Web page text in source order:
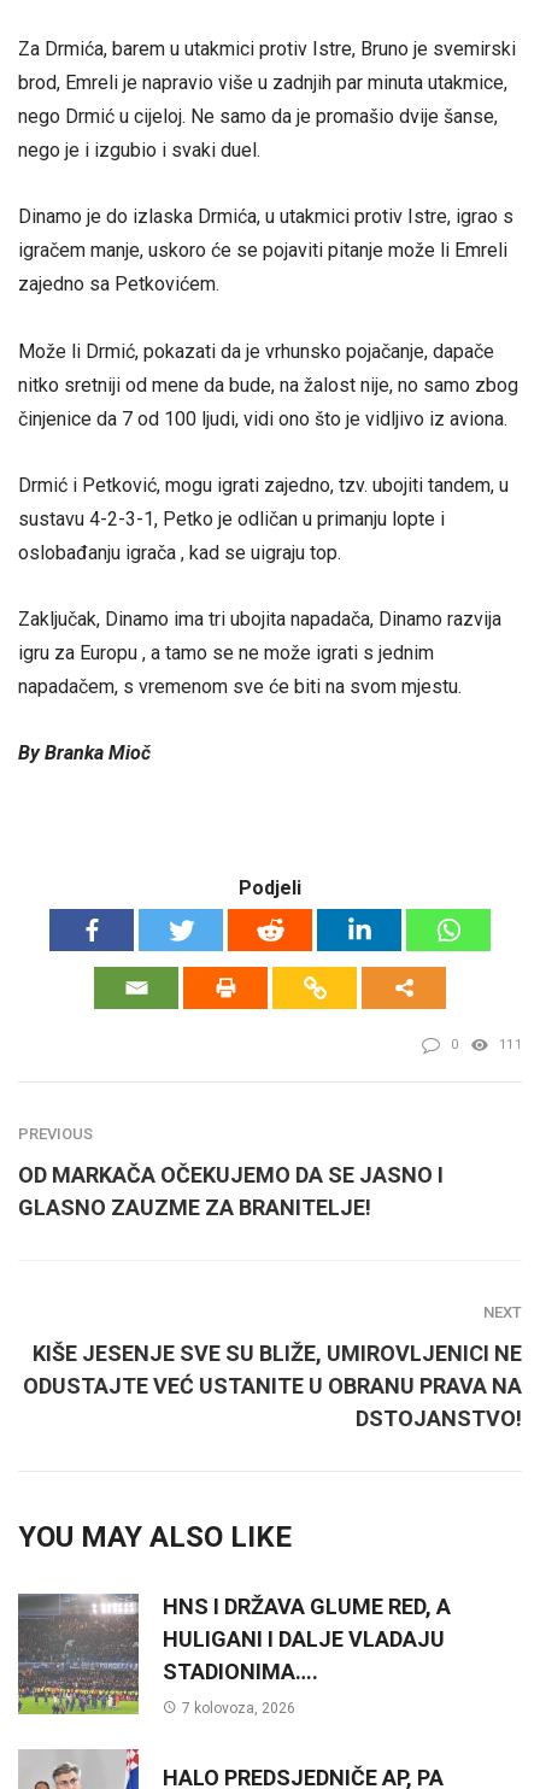
Za Drmića, barem u utakmici protiv Istre, Bruno je svemirski
brod, Emreli je napravio više u zadnjih par minuta utakmice,
nego Drmić u cijeloj. Ne samo da je promašio dvije šanse,
nego je i izgubio i svaki duel.
Dinamo je do izlaska Drmića, u utakmici protiv Istre, igrao s
igračem manje, uskoro će se pojaviti pitanje može li Emreli
zajedno sa Petkovićem.
Može li Drmić, pokazati da je vrhunsko pojačanje, dapače
nitko sretniji od mene da bude, na žalost nije, no samo zbog
činjenice da 7 od 100 ljudi, vidi ono što je vidljivo iz aviona.
Drmić i Petković, mogu igrati zajedno, tzv. ubojiti tandem, u
sustavu 4-2-3-1, Petko je odličan u primanju lopte i
oslobađanju igrača , kad se uigraju top.
Zaključak, Dinamo ima tri ubojita napadača, Dinamo razvija
igru za Europu , a tamo se ne može igrati s jednim
napadačem, s vremenom sve će biti na svom mjestu.
By Branka Mioč
Podjeli
0 111
PREVIOUS
OD MARKAČA OČEKUJEMO DA SE JASNO I
GLASNO ZAUZME ZA BRANITELJE!
NEXT
KIŠE JESENJE SVE SU BLIŽE, UMIROVLJENICI NE
ODUSTAJTE VEĆ USTANITE U OBRANU PRAVA NA
DSTOJANSTVO!
YOU MAY ALSO LIKE
HNS I DRŽAVA GLUME RED, A
HULIGANI I DALJE VLADAJU
STADIONIMA….
7 kolovoza, 2026
HALO PREDSJEDNIČE AP, PA